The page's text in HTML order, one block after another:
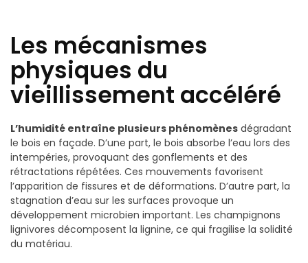
Les mécanismes
physiques du
vieillissement accéléré
L’humidité entraîne plusieurs phénomènes dégradant
le bois en façade. D’une part, le bois absorbe l’eau lors des
intempéries, provoquant des gonflements et des
rétractations répétées. Ces mouvements favorisent
l’apparition de fissures et de déformations. D’autre part, la
stagnation d’eau sur les surfaces provoque un
développement microbien important. Les champignons
lignivores décomposent la lignine, ce qui fragilise la solidité
du matériau.